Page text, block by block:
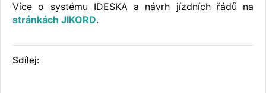
Více o systému IDESKA a návrh jízdních řádů na
stránkách JIKORD.
Sdílej: